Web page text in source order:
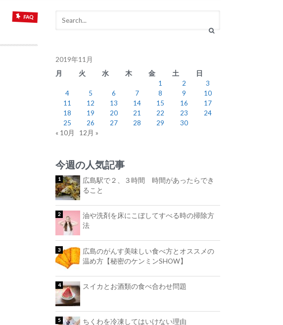
FAQ
2019年11月
月
火 水 木 金 土
日
1
2
3
4
5 6 7 8 9
10
11
12 13 14 15 16
17
18
19 20 21 22 23
24
25
26 27 28 29
30
« 10月
12月 »
今週の人気記事
広島駅で２、３時間 時間があったらでき
ること
油や洗剤を床にこぼしてすべる時の掃除方
法
広島のがんす美味しい食べ方とオススメの
温め方【秘密のケンミンSHOW】
スイカとお酒類の食べ合わせ問題
ちくわを冷凍してはいけない理由